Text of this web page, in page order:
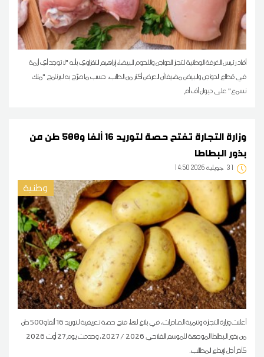
أفاد رئيس الغرفة الوطنية لتجار الدواجن واللحوم البيضاء إبراهيم النفزاوي بأنه "لا توجد أي أزمة
في قطاع الدواجن والبيض مضيفا أن العرض أكثر من الطلب، حسب ما صرّح به لبرنامج "منك
نسمع" على ديوان أف أم
وزارة التجارة تفتح حصة لتوريد 16 ألفا و500 طن من
بذور البطاطا
31 14:50 2026 جويلية
وطنية
أعلنت وزارة التجارة وتنمية الصادرات، في بلاغ لها، فتح حصة تعريفية لتوريد 16 ألفا و500 طن
من بذور البطاطا الموجهة للموسم الفلاحي 2026 / 2027، وحددت يوم 27 أوت 2026
كآخر أجل لإيداع المطالب.